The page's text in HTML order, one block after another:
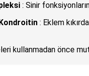
: Sinir
: Eklem
kullanmadan önce